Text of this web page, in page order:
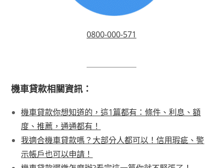
0800-000-571
機車貸款相關資訊：
機車貸款你想知道的，這1篇都有：條件、利息、額
度、推薦，通通都有！
我適合機車貸款嗎？大部分人都可以！信用瑕疵、警
示帳戶也可以申請！